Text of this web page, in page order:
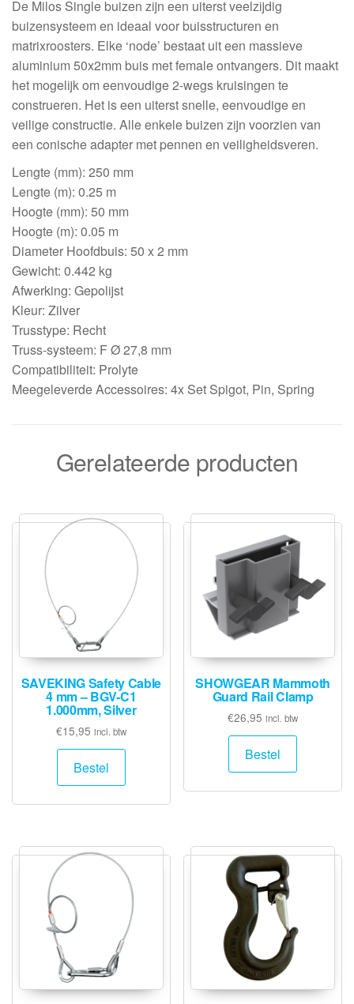
De Milos Single buizen zijn een uiterst veelzijdig
buizensysteem en ideaal voor buisstructuren en
matrixroosters. Elke ‘node’ bestaat uit een massieve
aluminium 50x2mm buis met female ontvangers. Dit maakt
het mogelijk om eenvoudige 2-wegs kruisingen te
construeren. Het is een uiterst snelle, eenvoudige en
veilige constructie. Alle enkele buizen zijn voorzien van
een conische adapter met pennen en veiligheidsveren.
Lengte (mm): 250 mm
Lengte (m): 0.25 m
Hoogte (mm): 50 mm
Hoogte (m): 0.05 m
Diameter Hoofdbuis: 50 x 2 mm
Gewicht: 0.442 kg
Afwerking: Gepolijst
Kleur: Zilver
Trusstype: Recht
Truss-systeem: F Ø 27,8 mm
Compatibiliteit: Prolyte
Meegeleverde Accessoires: 4x Set Spigot, Pin, Spring
Gerelateerde producten
SAVEKING Safety Cable
4 mm – BGV-C1
1.000mm, Silver
€15,95 incl. btw
Bestel
SHOWGEAR Mammoth
Guard Rail Clamp
€26,95 incl. btw
Bestel